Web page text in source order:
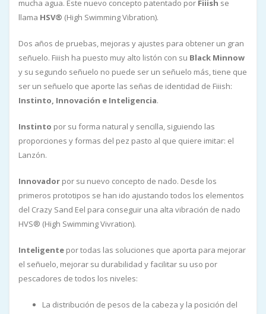
mucha agua. Este nuevo concepto patentado por Fiiish se
llama HSV® (High Swimming Vibration).
Dos años de pruebas, mejoras y ajustes para obtener un gran
señuelo. Fiiish ha puesto muy alto listón con su Black Minnow
y su segundo señuelo no puede ser un señuelo más, tiene que
ser un señuelo que aporte las señas de identidad de Fiiish:
Instinto, Innovación e Inteligencia.
Instinto por su forma natural y sencilla, siguiendo las
proporciones y formas del pez pasto al que quiere imitar: el
Lanzón.
Innovador por su nuevo concepto de nado. Desde los
primeros prototipos se han ido ajustando todos los elementos
del Crazy Sand Eel para conseguir una alta vibración de nado
HVS® (High Swimming Vivration).
Inteligente por todas las soluciones que aporta para mejorar
el señuelo, mejorar su durabilidad y facilitar su uso por
pescadores de todos los niveles:
La distribución de pesos de la cabeza y la posición del